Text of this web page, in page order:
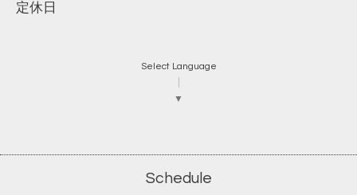
定休日
Select Language
▼
Schedule